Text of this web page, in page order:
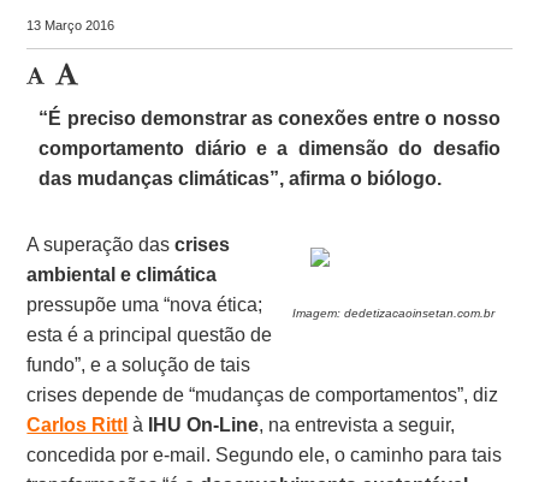
13 Março 2016
“É preciso demonstrar as conexões entre o nosso
comportamento diário e a dimensão do desafio
das mudanças climáticas”, afirma o biólogo.
Imagem: dedetizacaoinsetan.com.br
A superação dascrises
ambiental e climática
pressupõe uma “nova ética;
esta é a principal questão de
fundo”, e a solução de tais
crises depende de “mudanças de comportamentos”, diz
Carlos Rittl à IHU On-Line, na entrevista a seguir,
concedida por e-mail. Segundo ele, o caminho para tais